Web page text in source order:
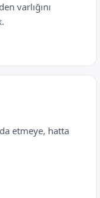
varlığını
etmeye, hatta